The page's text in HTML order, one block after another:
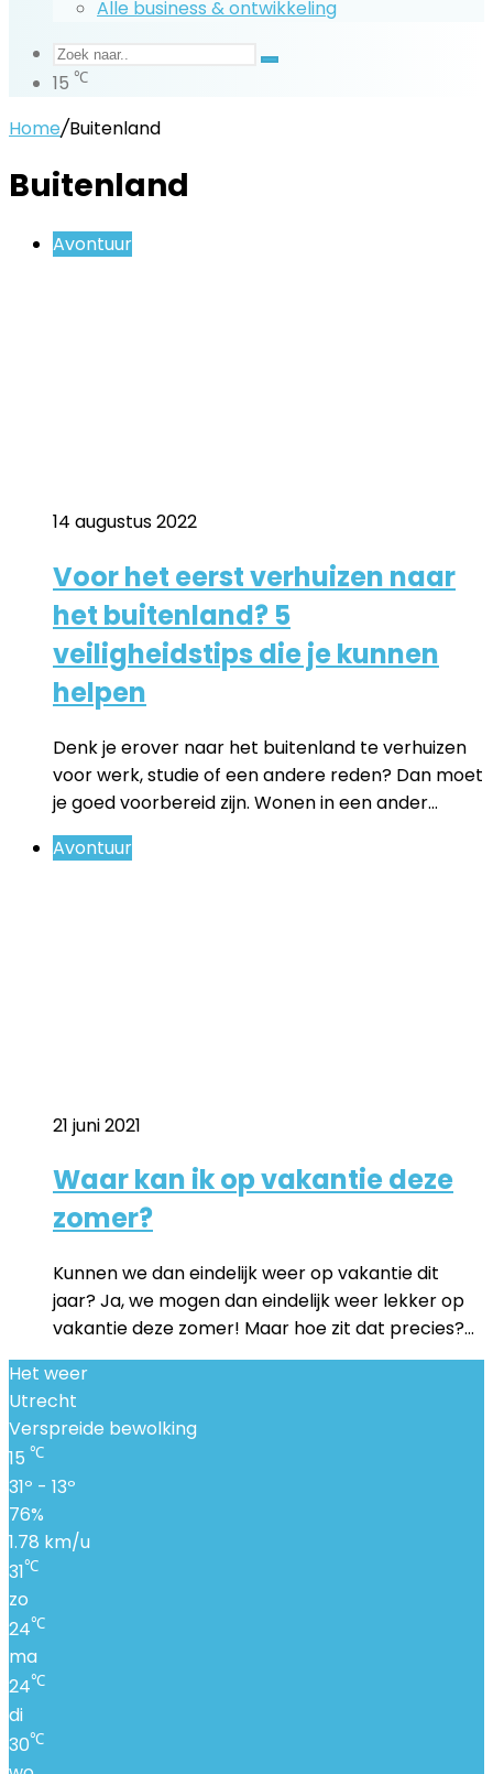
Alle business & ontwikkeling
Zoek
15 ℃
Home/Buitenland
Buitenland
Avontuur
14 augustus 2022
Voor het eerst verhuizen naar
het buitenland? 5
veiligheidstips die je kunnen
helpen
Denk je erover naar het buitenland te verhuizen
voor werk, studie of een andere reden? Dan moet
je goed voorbereid zijn. Wonen in een ander…
Avontuur
21 juni 2021
Waar kan ik op vakantie deze
zomer?
Kunnen we dan eindelijk weer op vakantie dit
jaar? Ja, we mogen dan eindelijk weer lekker op
vakantie deze zomer! Maar hoe zit dat precies?…
Het weer
Utrecht
Verspreide bewolking
15 ℃
31º - 13º
76%
1.78 km/u
31℃
zo
24℃
ma
24℃
di
30℃